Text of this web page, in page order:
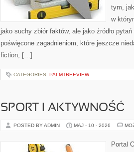
tym,
w
jako suchy zbiór faktów, ale jako źródło
poświęcone zagadnieniom, które jeszcze
fiction, […]
CATEGORIES: PALMTREEVIEW
SPORT I AKTYWNOŚĆ
POSTED BY ADMIN MAJ - 10 - 2026
Portal